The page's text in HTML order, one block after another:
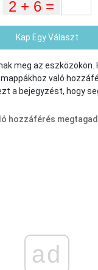
Kap Egy Választ
meg az
való
a bejegyzést, hogy
hozzáférés
ad